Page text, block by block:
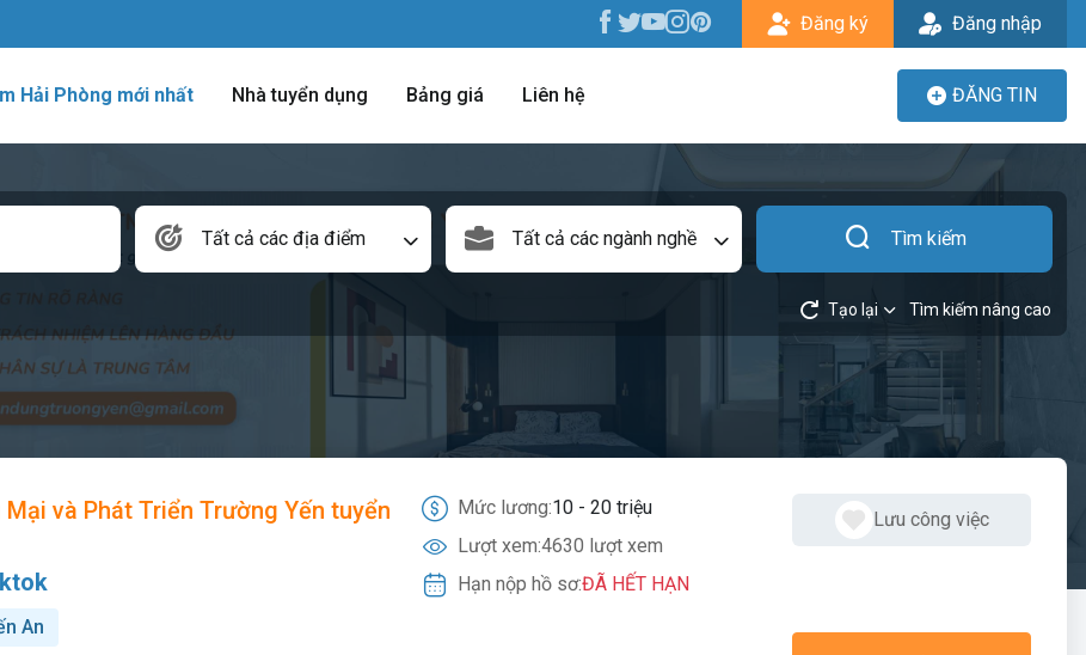
Đăng ký Đăng nhập
Hải Phòng mới nhất Nhà tuyển dụng Bảng giá Liên hệ ĐĂNG TIN
Tất cả các địa điểm Tất cả các ngành nghề Tìm kiếm
Tạo lại Tìm kiếm nâng cao
và Phát Triển Trường Yến tuyển
An
Mức lương:10 - 20 triệu
Lượt xem:4630 lượt xem
Hạn nộp hồ sơ:ĐÃ HẾT HẠN
Lưu công việc